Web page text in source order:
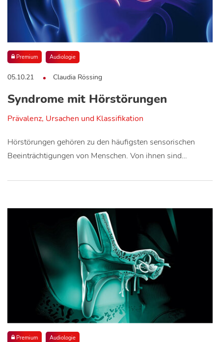
Premium Audiologie
05.10.21 Claudia Rössing
Syndrome mit Hörstörungen
Prävalenz, Ursachen und Klassifikation
Hörstörungen gehören zu den häufigsten sensorischen
Beeinträchtigungen von Menschen. Von ihnen sind…
Premium Audiologie